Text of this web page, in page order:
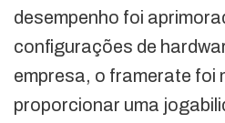
desempenho foi
configurações de
empresa, o framerate foi
proporcionar uma